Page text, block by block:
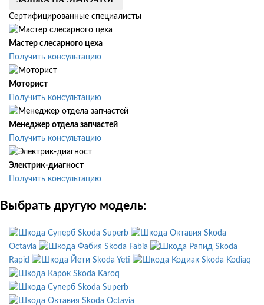
Сертифицированные специалисты
Мастер слесарного цеха
Получить консультацию
Моторист
Получить консультацию
Менеджер отдела запчастей
Получить консультацию
Электрик-диагност
Получить консультацию
Выбрать другую модель:
Skoda Superb
Skoda
Octavia
Skoda Fabia
Skoda
Rapid
Skoda Yeti
Skoda Kodiaq
Skoda Karoq
Skoda Superb
Skoda Octavia